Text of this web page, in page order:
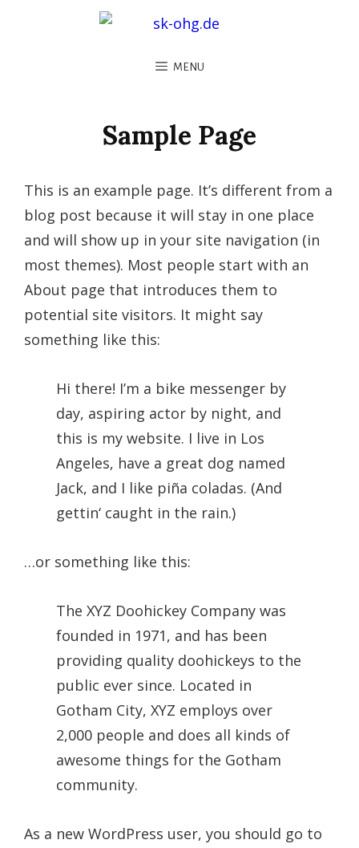
MENU
Sample Page
This is an example page. It’s different from a
blog post because it will stay in one place
and will show up in your site navigation (in
most themes). Most people start with an
About page that introduces them to
potential site visitors. It might say
something like this:
Hi there! I’m a bike messenger by
day, aspiring actor by night, and
this is my website. I live in Los
Angeles, have a great dog named
Jack, and I like piña coladas. (And
gettin‘ caught in the rain.)
…or something like this:
The XYZ Doohickey Company was
founded in 1971, and has been
providing quality doohickeys to the
public ever since. Located in
Gotham City, XYZ employs over
2,000 people and does all kinds of
awesome things for the Gotham
community.
As a new WordPress user, you should go to